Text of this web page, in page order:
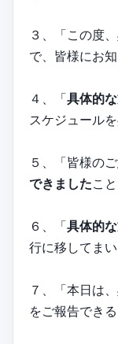
３、「この度、
で、皆様にお
４、「具体的
スケジュール
５、「皆様の
できましたこ
６、「具体的
行に移してまい
７、「本日は、
をご報告でき